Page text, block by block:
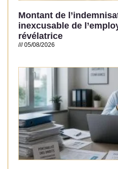
Montant de
inexcusable de
révélatrice
05/08/2026